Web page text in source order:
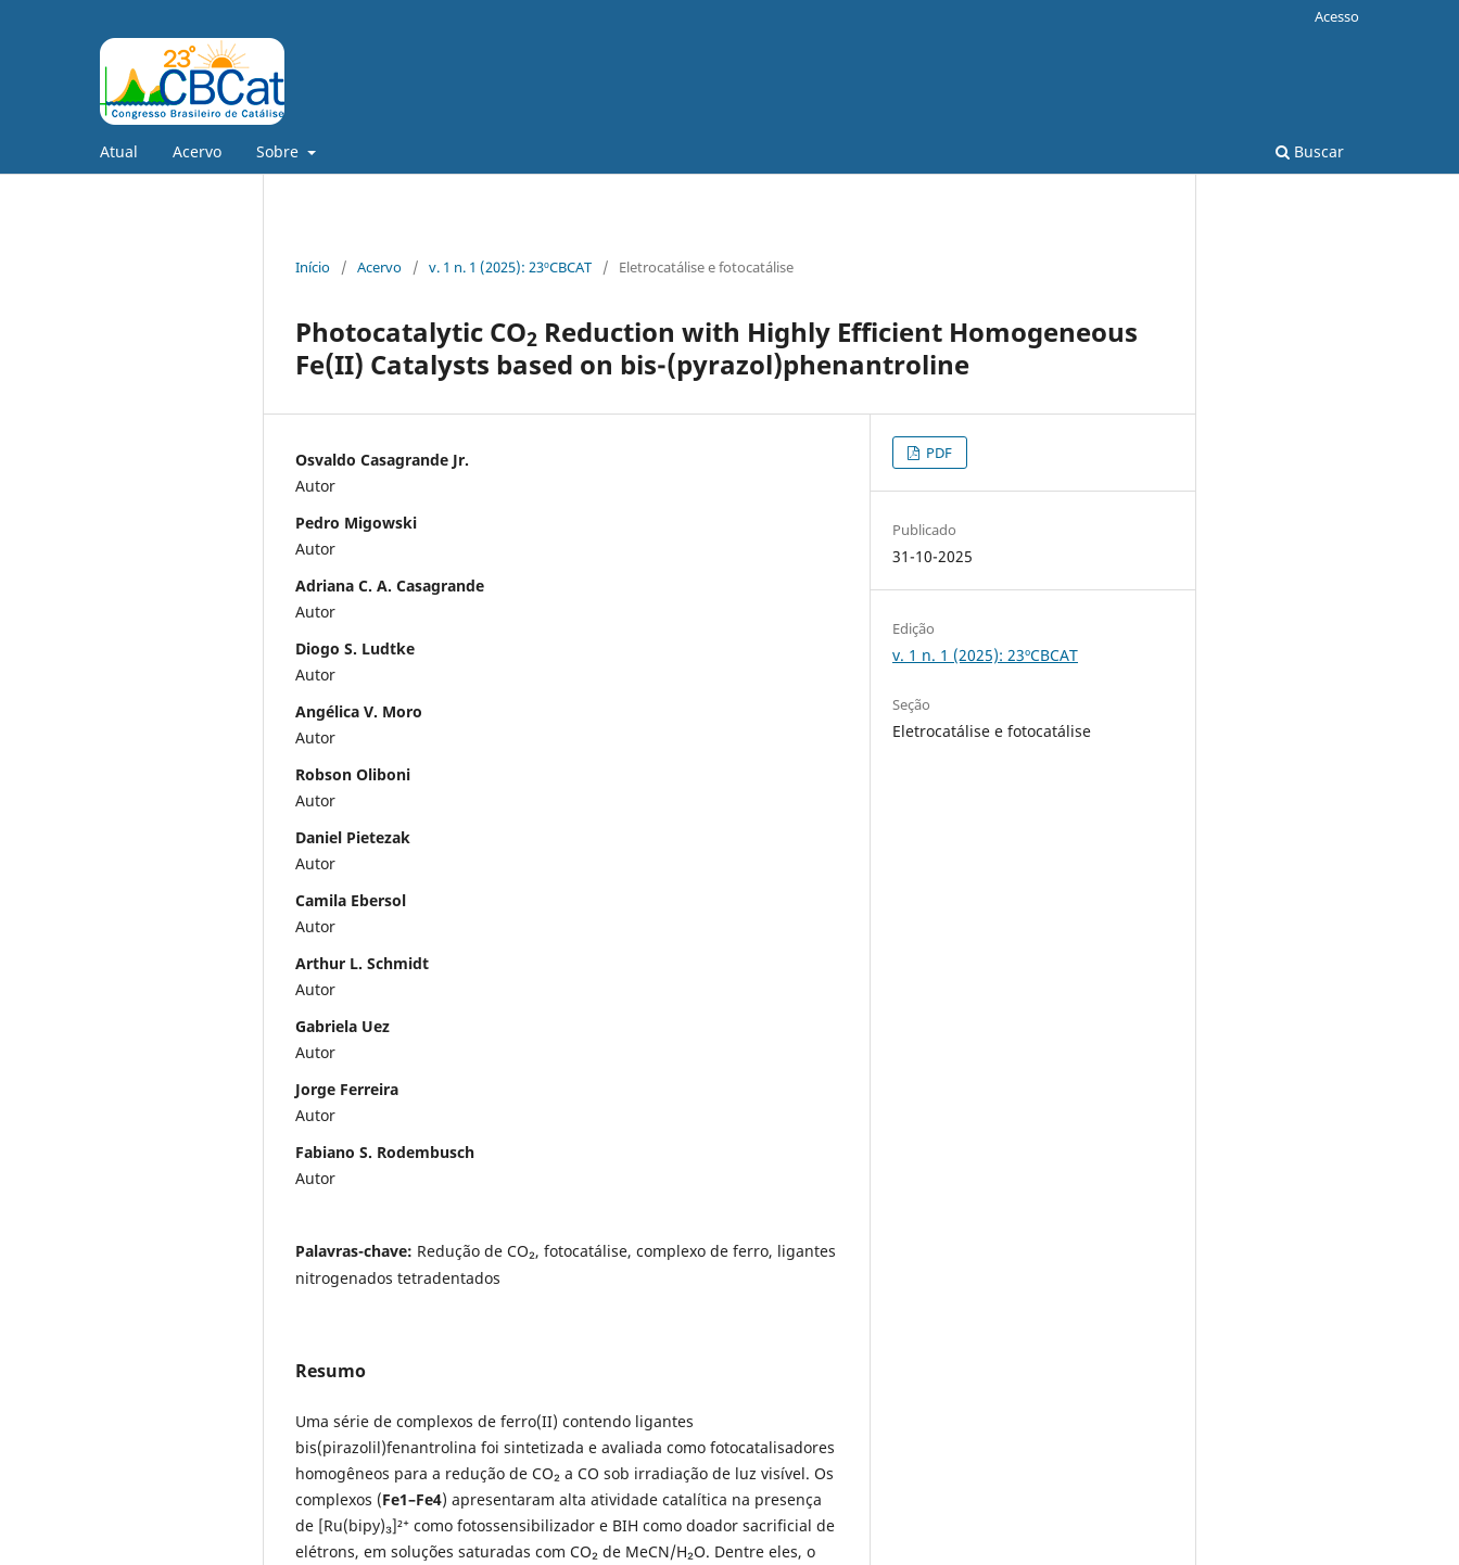
Atual Acervo Sobre Buscar
Acesso
Início / Acervo / v. 1 n. 1 (2025): 23ºCBCAT / Eletrocatálise e fotocatálise
Photocatalytic CO2 Reduction with Highly Efficient Homogeneous
Fe(II) Catalysts based on bis-(pyrazol)phenantroline
Osvaldo Casagrande Jr.
Autor
Pedro Migowski
Autor
Adriana C. A. Casagrande
Autor
Diogo S. Ludtke
Autor
Angélica V. Moro
Autor
Robson Oliboni
Autor
Daniel Pietezak
Autor
Camila Ebersol
Autor
Arthur L. Schmidt
Autor
Gabriela Uez
Autor
Jorge Ferreira
Autor
Fabiano S. Rodembusch
Autor
Palavras-chave: Redução de CO₂, fotocatálise, complexo de ferro, ligantes
nitrogenados tetradentados
Resumo
Uma série de complexos de ferro(II) contendo ligantes
bis(pirazolil)fenantrolina foi sintetizada e avaliada como fotocatalisadores
homogêneos para a redução de CO₂ a CO sob irradiação de luz visível. Os
complexos (Fe1–Fe4) apresentaram alta atividade catalítica na presença
de [Ru(bipy)₃]²⁺ como fotossensibilizador e BIH como doador sacrificial de
elétrons, em soluções saturadas com CO₂ de MeCN/H₂O. Dentre eles, o
PDF
Publicado
31-10-2025
Edição
v. 1 n. 1 (2025): 23ºCBCAT
Seção
Eletrocatálise e fotocatálise